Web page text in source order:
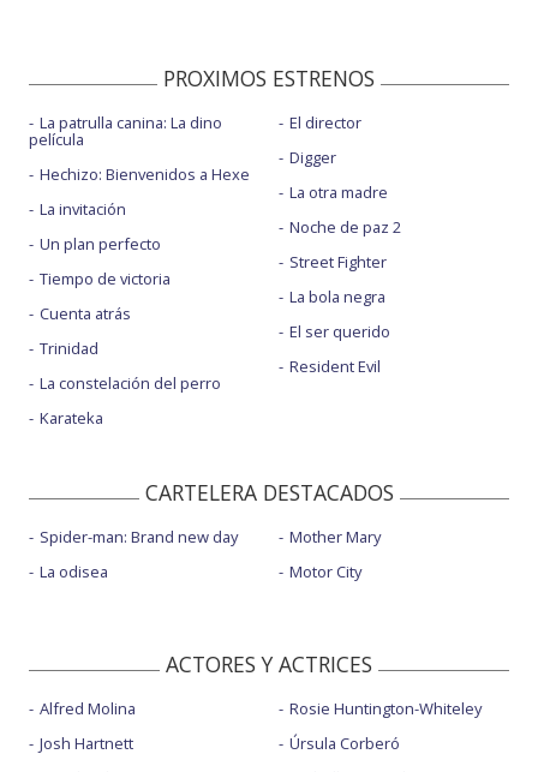
PROXIMOS ESTRENOS
La patrulla canina: La dino
película
Hechizo: Bienvenidos a Hexe
La invitación
Un plan perfecto
Tiempo de victoria
Cuenta atrás
Trinidad
La constelación del perro
Karateka
El director
Digger
La otra madre
Noche de paz 2
Street Fighter
La bola negra
El ser querido
Resident Evil
CARTELERA DESTACADOS
Spider-man: Brand new day
La odisea
Mother Mary
Motor City
ACTORES Y ACTRICES
Alfred Molina
Josh Hartnett
Rosie Huntington-Whiteley
Úrsula Corberó